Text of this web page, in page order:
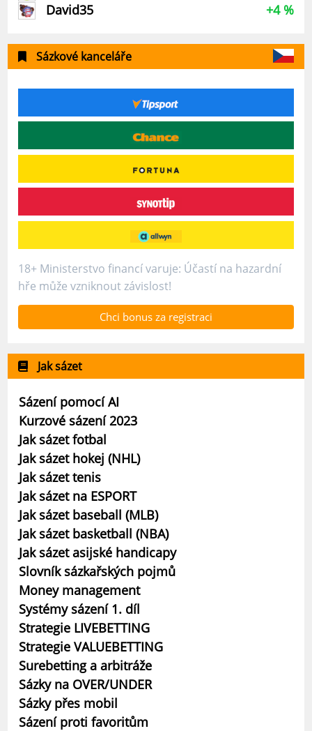
David35
+4 %
Sázkové kanceláře
18+ Ministerstvo financí varuje: Účastí na hazardní
hře může vzniknout závislost!
Chci bonus za registraci
Jak sázet
Sázení pomocí AI
Kurzové sázení 2023
Jak sázet fotbal
Jak sázet hokej (NHL)
Jak sázet tenis
Jak sázet na ESPORT
Jak sázet baseball (MLB)
Jak sázet basketball (NBA)
Jak sázet asijské handicapy
Slovník sázkařských pojmů
Money management
Systémy sázení 1. díl
Strategie LIVEBETTING
Strategie VALUEBETTING
Surebetting a arbitráže
Sázky na OVER/UNDER
Sázky přes mobil
Sázení proti favoritům